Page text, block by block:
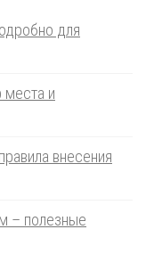
для
места и
внесения
– полезные